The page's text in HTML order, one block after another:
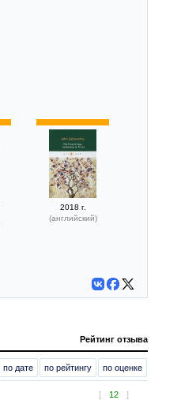
2018 г.
(английский)
Рейтинг отзыва
по дате по рейтингу по оценке
[ 12 ]